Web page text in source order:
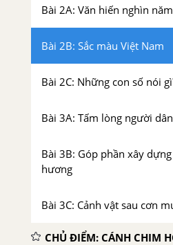
Bài 2A: Văn hiến nghìn năm
Bài 2B: Sắc màu Việt Nam
Bài 2C: Những con số nói
Bài 3A: Tấm lòng người dân
Bài 3B: Góp phần xây
hương
Bài 3C: Cảnh vật sau cơn
CHỦ ĐIỂM: CÁNH CHIM